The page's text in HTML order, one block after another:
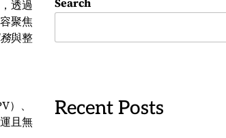
透過
聚焦
與整
、
且無
Recent Posts